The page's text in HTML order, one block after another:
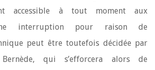
accessible à tout moment aux
interruption pour raison de
peut être toutefois décidée par
qui s’efforcera alors de